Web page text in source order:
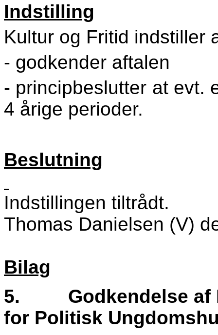
Indstilling
Kultur og Fritid indstiller
- godkender aftalen
- principbeslutter at evt.
4 årige perioder.
Beslutning
Indstillingen tiltrådt.
Thomas Danielsen (V)
Bilag
5.
Godkendelse af
for Politisk